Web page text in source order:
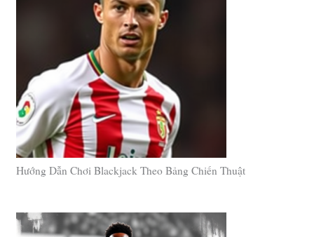
Hướng Dẫn Chơi Blackjack Theo Bảng Chiến Thuật